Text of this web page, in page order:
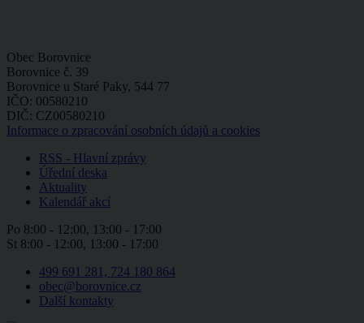
Obec Borovnice
Borovnice č. 39
Borovnice u Staré Paky, 544 77
IČO: 00580210
DIČ: CZ00580210
Informace o zpracování osobních údajů a cookies
RSS - Hlavní zprávy
Úřední deska
Aktuality
Kalendář akcí
Po 8:00 - 12:00, 13:00 - 17:00
St 8:00 - 12:00, 13:00 - 17:00
499 691 281, 724 180 864
obec@borovnice.cz
Další kontakty